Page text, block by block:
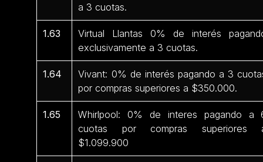
a 3 cuotas.
1.63
Virtual Llantas 0% de interés
exclusivamente a 3 cuotas.
1.64
Vivant: 0% de interés pagando a 3
por compras superiores a $350.000.
1.65
Whirlpool: 0% de interes pagando a
cuotas por compras superiores
$1.099.900